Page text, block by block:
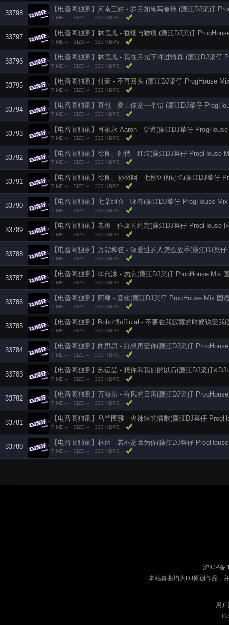
33798
【电音阁独家】河南三妹 - 岁月如笔写春秋 (廉江DJ菜仔
TIME -- SIZE -- 320 KBPS
33797
【电音阁独家】林雪儿 - 香烟与吻痕 (廉江DJ菜仔
TIME -- SIZE -- 320 KBPS
33796
TIME -- SIZE -- 320 KBPS
33795
【电音阁独家】付豪 - 不再回头 (廉江DJ菜仔 ProgHouse
TIME -- SIZE -- 320 KBPS
33794
【电音阁独家】豆包 - 爱上你是一个错 (廉江DJ菜仔
TIME -- SIZE -- 320 KBPS
33793
【电音阁独家】肖家永 Aaron - 穿透(廉江DJ菜仔
TIME -- SIZE -- 320 KBPS
33792
【电音阁独家】徐良、阿悄 - 红装(廉江DJ菜仔 ProgHouse
TIME -- SIZE -- 320 KBPS
33791
TIME -- SIZE -- 320 KBPS
33790
【电音阁独家】七朵组合 - 咏春(廉江DJ菜仔 ProgHouse
TIME -- SIZE -- 320 KBPS
33789
【电音阁独家】老板 - 作废的约定(廉江DJ菜仔 ProgHouse
TIME -- SIZE -- 320 KBPS
33788
TIME -- SIZE -- 320 KBPS
33787
【电音阁独家】李代沫 - 勿忘(廉江DJ菜仔 ProgHouse Mix
TIME -- SIZE -- 320 KBPS
33786
【电音阁独家】阿肆 - 喜欢(廉江DJ菜仔 ProgHouse Mix 国
TIME -- SIZE -- 320 KBPS
33785
TIME -- SIZE -- 320 KBPS
33784
【电音阁独家】向思思 - 好想再爱你(廉江DJ菜仔
TIME -- SIZE -- 320 KBPS
33783
TIME -- SIZE -- 320 KBPS
33782
【电音阁独家】万海东 - 有风的日落(廉江DJ菜仔
TIME -- SIZE -- 320 KBPS
33781
【电音阁独家】乌兰图雅 - 火辣辣的情歌(廉江DJ菜仔
TIME -- SIZE -- 320 KBPS
33780
【电音阁独家】林栖 - 若不是因为你(廉江DJ菜仔
TIME -- SIZE -- 320 KBPS
沪ICP备
本站舞曲均为DJ原创作品，
用